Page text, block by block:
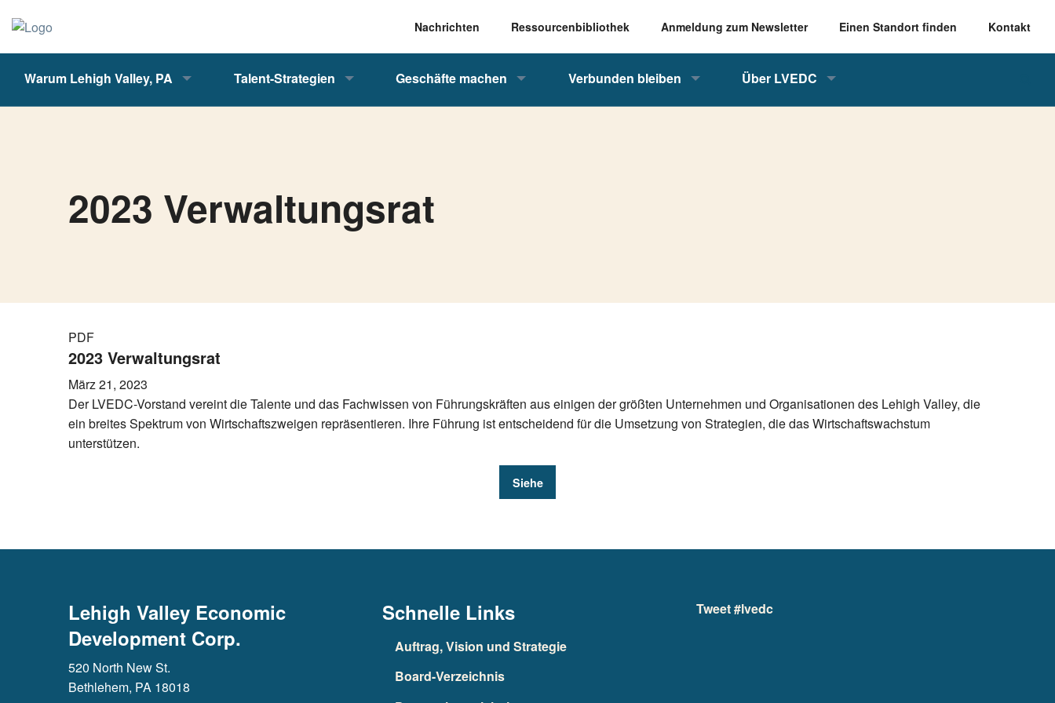
Nachrichten Ressourcenbibliothek Anmeldung zum Newsletter Einen Standort finden Kontakt
Warum Lehigh Valley, PA Talent-Strategien Geschäfte machen Verbunden bleiben Über LVEDC
2023 Verwaltungsrat
PDF
2023 Verwaltungsrat
März 21, 2023
Der LVEDC-Vorstand vereint die Talente und das Fachwissen von Führungskräften aus einigen der größten Unternehmen und Organisationen des Lehigh Valley, die
ein breites Spektrum von Wirtschaftszweigen repräsentieren. Ihre Führung ist entscheidend für die Umsetzung von Strategien, die das Wirtschaftswachstum
unterstützen.
Siehe
Lehigh Valley Economic
Development Corp.
520 North New St.
Bethlehem, PA 18018
Schnelle Links
Auftrag, Vision und Strategie
Board-Verzeichnis
Tweet #lvedc